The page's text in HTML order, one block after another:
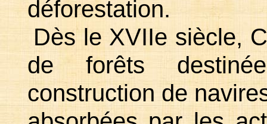
déforestation.
Dès le XVIIe siècle,
de forêts
construction de